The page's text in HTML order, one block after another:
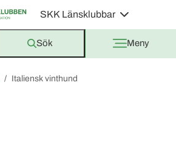
SKK Länsklubbar
Sök Meny
Italiensk vinthund